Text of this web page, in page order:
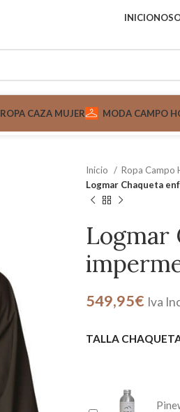
INICIO
ROPA CAZA MUJER MODA CAMPO
Inicio Ropa Campo
Logmar Chaqueta
Logmar
549,95€ Iva
TALLA